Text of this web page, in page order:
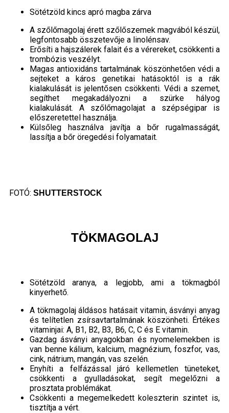
Sötétzöld kincs apró magba zárva
A szőlőmagolaj érett szőlőszemek magvából készül,
legfontosabb összetevője a linolénsav.
Erősíti a hajszálerek falait és a vérereket, csökkenti a
trombózis veszélyt.
Magas antioxidáns tartalmának köszönhetően védi a
sejteket a káros genetikai hatásoktól is a rák
kialakulását is jelentősen csökkenti. Védi a szemet,
segíthet megakadályozni a szürke hályog
kialakulását. A szőlőmagolajat a szépségipar is
előszeretettel használja.
Külsőleg használva javítja a bőr rugalmasságát,
lassítja a bőr öregedési folyamatait.
FOTÓ: SHUTTERSTOCK
TÖKMAGOLAJ
Sötétzöld aranya, a legjobb, ami a tökmagból
kinyerhető.
A tökmagolaj áldásos hatásait vitamin, ásványi anyag
és telítetlen zsírsavtartalmának köszönheti. Értékes
vitaminjai: A, B1, B2, B3, B6, C, C és E vitamin.
Gazdag ásványi anyagokban és nyomelemekben is
van benne kálium, kalcium, magnézium, foszfor, vas,
cink, nátrium, mangán, vas szelén.
Enyhíti a felfázással járó kellemetlen tüneteket,
csökkenti a gyulladásokat, segít megelőzni a
prosztata problémákat.
Csökkenti a megemelkedett koleszterin szintet is,
tisztítja a vért.